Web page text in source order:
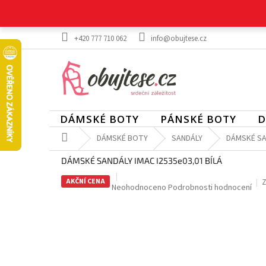
obsah
+420 777 710 062 info@obujtese.cz
DÁMSKÉ BOTY PÁNSKÉ BOTY
Domů DÁMSKÉ BOTY SANDÁLY DÁMSKÉ
DÁMSKÉ SANDÁLY IMAC I2535e03,01 BÍLÁ
AKČNÍ CENA
Průměrné
Neohodnoceno Podrobnosti hodnocení